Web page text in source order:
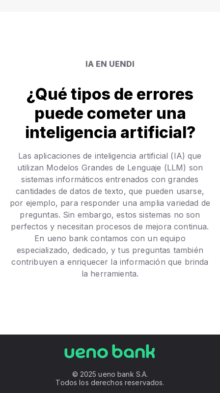
IA EN UENDI
¿Qué tipos de errores
puede cometer una
inteligencia artificial?
Las aplicaciones de inteligencia artificial (IA) que
utilizan Modelos Grandes de Lenguaje (LLM) son
sistemas informáticos entrenados con grandes
cantidades de datos de texto, que pueden usarse,
por ejemplo, para responder una amplia variedad de
preguntas. Sin embargo, estos sistemas no son
perfectos y necesitan procesos de mejora continua.
En ueno bank contamos con un equipo
especializado, dedicado, y tus preguntas también
contribuyen a enriquecer la información que brinda
la herramienta.
© 2025 ueno bank S.A.
Todos los derechos reservados.